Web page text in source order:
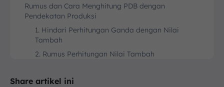
Rumus dan Cara Menghitung PDB dengan
Pendekatan Produksi
1. Hindari Perhitungan Ganda dengan Nilai
Tambah
2. Rumus Perhitungan Nilai Tambah
Contoh Perhitungan Pendekatan Produksi
Share artikel ini